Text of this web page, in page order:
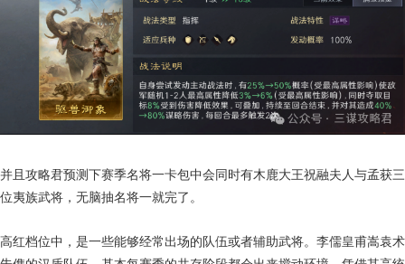
并且攻略君预测下赛季名将一卡包中会同时有木鹿大王祝融夫人与孟获三
位夷族武将，无脑抽名将一就完了。
高红档位中，是一些能够经常出场的队伍或者辅助武将。李儒皇甫嵩袁术